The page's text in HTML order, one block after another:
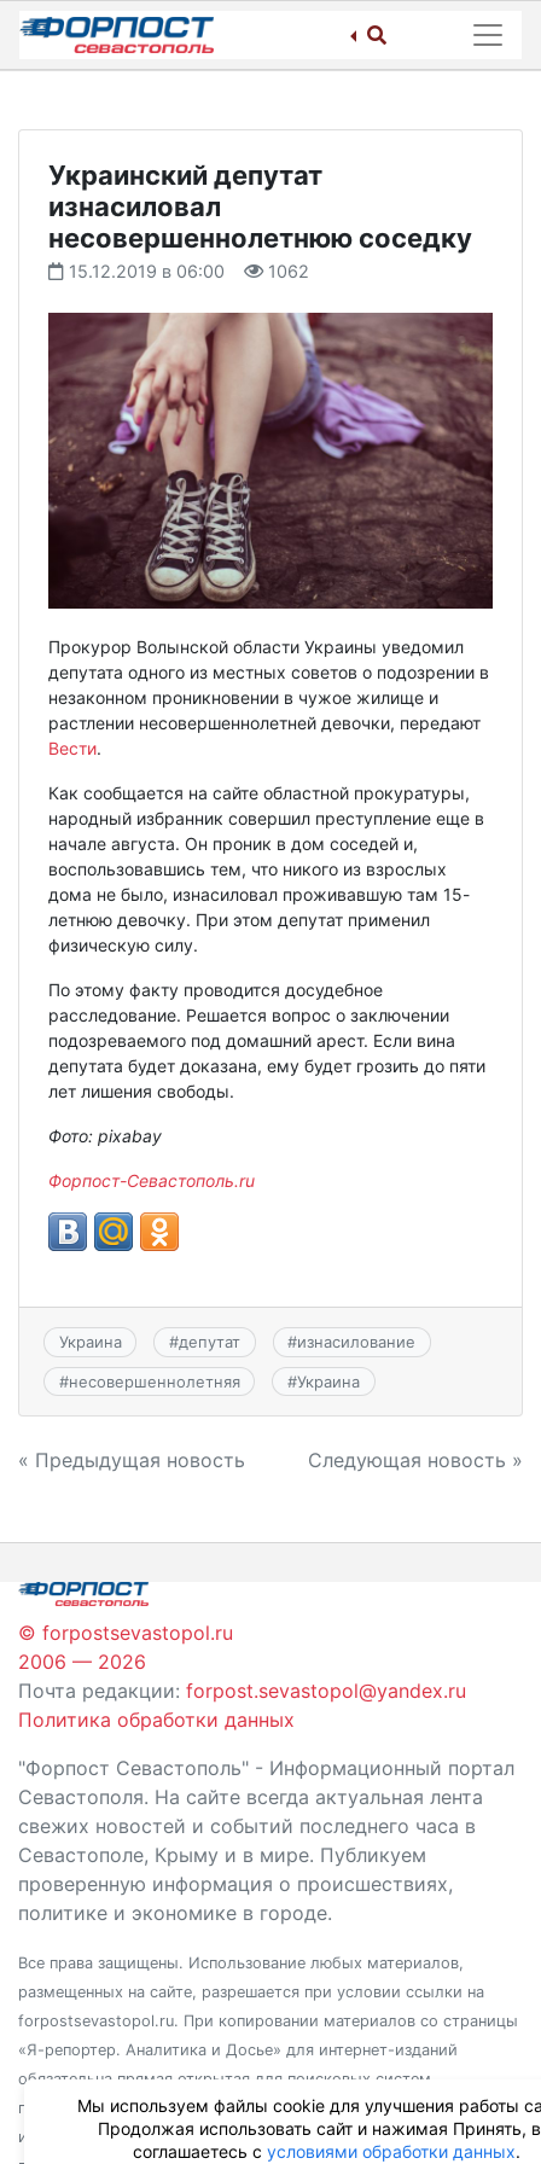
Skip
content
Украинский депутат
изнасиловал
несовершеннолетнюю соседку
15.12.2019 в 06:00 1062
Прокурор Волынской области Украины уведомил
депутата одного из местных советов о подозрении в
незаконном проникновении в чужое жилище и
растлении несовершеннолетней девочки, передают
Вести.
Как сообщается на сайте областной прокуратуры,
народный избранник совершил преступление еще в
начале августа. Он проник в дом соседей и,
воспользовавшись тем, что никого из взрослых
дома не было, изнасиловал проживавшую там 15-
летнюю девочку. При этом депутат применил
физическую силу.
По этому факту проводится досудебное
расследование. Решается вопрос о заключении
подозреваемого под домашний арест. Если вина
депутата будет доказана, ему будет грозить до пяти
лет лишения свободы.
Фото: pixabay
Форпост-Севастополь.ru
Украина #депутат #изнасилование
#несовершеннолетняя #Украина
Навигация
записям
« Предыдущая новость Следующая новость »
© forpostsevastopol.ru
2006 — 2026
Почта редакции: forpost.sevastopol@yandex.ru
Политика обработки данных
"Форпост Севастополь" - Информационный портал
Севастополя. На сайте всегда актуальная лента
свежих новостей и событий последнего часа в
Севастополе, Крыму и в мире. Публикуем
проверенную информация о происшествиях,
политике и экономике в городе.
Все права защищены. Использование любых материалов,
размещенных на сайте, разрешается при условии ссылки на
forpostsevastopol.ru. При копировании материалов со страницы
«Я-репортер. Аналитика и Досье» для интернет-изданий
обязательна прямая открытая для поисковых систем
гиперссылка. Независимо от полного или частичного
использования материалов, ссылка должна быть размещена в
Мы используем файлы cookie для улучшения работы
Продолжая использовать сайт и нажимая Принять,
соглашаетесь с условиями обработки данных.